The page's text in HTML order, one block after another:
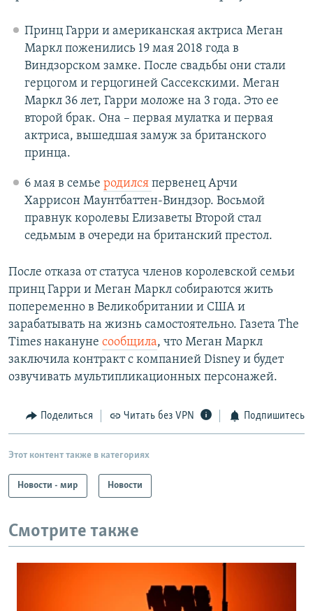
Принц Гарри и американская актриса Меган
Маркл поженились 19 мая 2018 года в
Виндзорском замке. После свадьбы они стали
герцогом и герцогиней Сассекскими. Меган
Маркл 36 лет, Гарри моложе на 3 года. Это ее
второй брак. Она – первая мулатка и первая
актриса, вышедшая замуж за британского
принца.
6 мая в семье родился первенец Арчи
Харрисон Маунтбаттен-Виндзор. Восьмой
правнук королевы Елизаветы Второй стал
седьмым в очереди на британский престол.
После отказа от статуса членов королевской семьи
принц Гарри и Меган Маркл собираются жить
попеременно в Великобритании и США и
зарабатывать на жизнь самостоятельно. Газета The
Times накануне сообщила, что Меган Маркл
заключила контракт с компанией Disney и будет
озвучивать мультипликационных персонажей.
Поделиться Читать без VPN Подпишитесь
Этот контент также в категориях
Новости - мир Новости
Смотрите также